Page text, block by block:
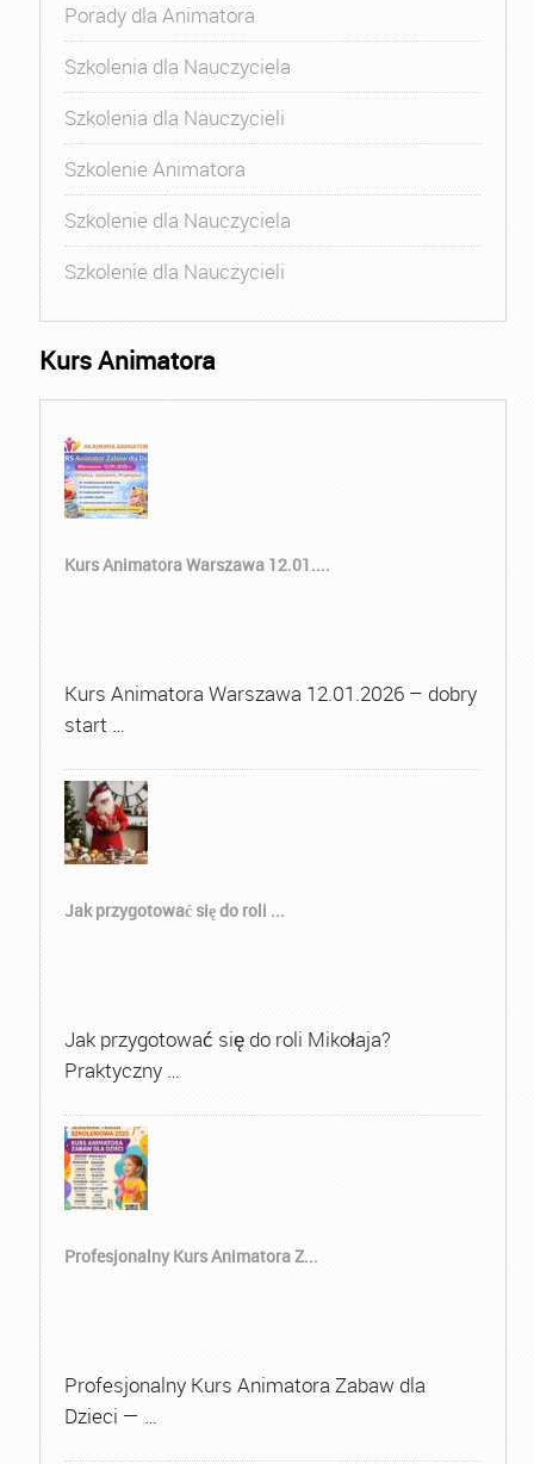
Porady dla Animatora
Szkolenia dla Nauczyciela
Szkolenia dla Nauczycieli
Szkolenie Animatora
Szkolenie dla Nauczyciela
Szkolenie dla Nauczycieli
Kurs Animatora
Kurs Animatora Warszawa 12.01....
Kurs Animatora Warszawa 12.01.2026 – dobry
start …
Jak przygotować się do roli ...
Jak przygotować się do roli Mikołaja?
Praktyczny …
Profesjonalny Kurs Animatora Z...
Profesjonalny Kurs Animatora Zabaw dla
Dzieci — …